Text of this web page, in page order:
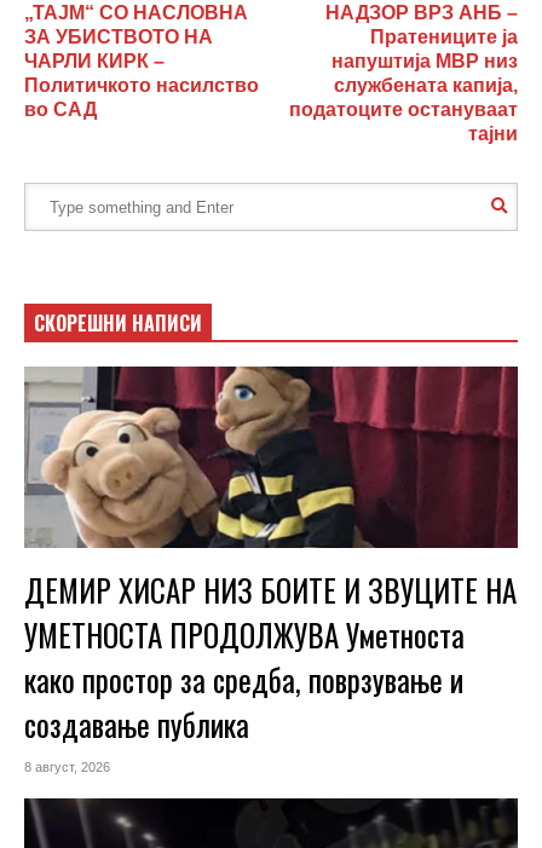
„ТАЈМ“ СО НАСЛОВНА
ЗА УБИСТВОТО НА
ЧАРЛИ КИРК –
Политичкото насилство
во САД
НАДЗОР ВРЗ АНБ –
Пратениците ја
напуштија МВР низ
службената капија,
податоците остануваат
тајни
СКОРЕШНИ НАПИСИ
ДЕМИР ХИСАР НИЗ БОИТЕ И ЗВУЦИТЕ НА
УМЕТНОСТА ПРОДОЛЖУВА Уметноста
како простор за средба, поврзување и
создавање публика
8 август, 2026